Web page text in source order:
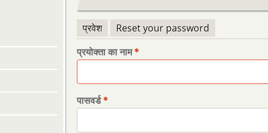
प्राथमिक
टैब्स
प्रवेश
Reset your password
प्रयोक्ता का नाम
पासवर्ड